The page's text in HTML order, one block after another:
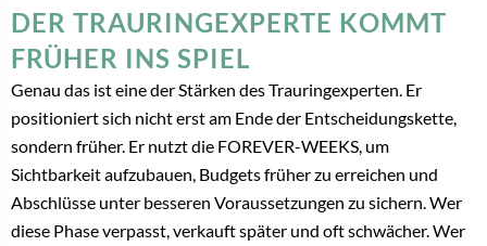
DER TRAURINGEXPERTE KOMMT
FRÜHER INS SPIEL
Genau das ist eine der Stärken des Trauringexperten. Er
positioniert sich nicht erst am Ende der Entscheidungskette,
sondern früher. Er nutzt die FOREVER-WEEKS, um
Sichtbarkeit aufzubauen, Budgets früher zu erreichen und
Abschlüsse unter besseren Voraussetzungen zu sichern. Wer
diese Phase verpasst, verkauft später und oft schwächer. Wer